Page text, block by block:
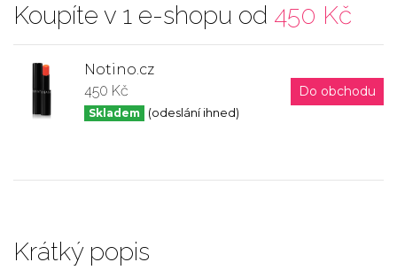
Koupíte v 1 e-shopu od 450 Kč
Notino.cz
450 Kč
Skladem (odeslání ihned)
Do obchodu
Krátký popis